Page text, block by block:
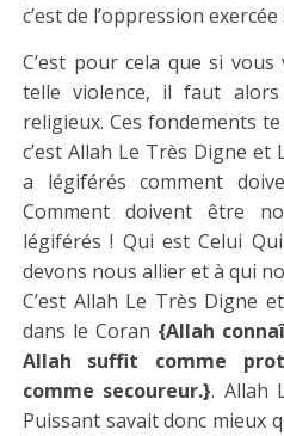
c’est de l’oppression
C’est pour cela que si
telle violence, il faut
religieux. Ces fondements
c’est Allah Le Très Digne
a légiférés comment
Comment doivent être
légiférés ! Qui est Celui
devons nous allier et à qui
C’est Allah Le Très Digne
dans le Coran {Allah
Allah suffit comme
comme secoureur.}. Allah
Puissant savait donc mieux